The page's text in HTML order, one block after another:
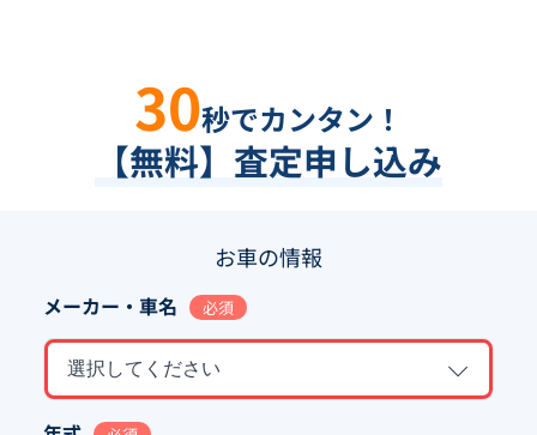
30秒でカンタン！
【無料】査定申し込み
お車の情報
メーカー・車名 必須
選択してください